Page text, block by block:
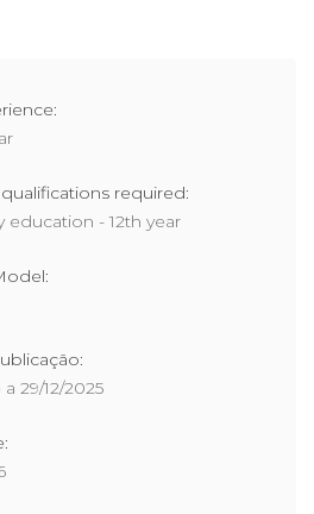
required:
education - 12th year
29/12/2025